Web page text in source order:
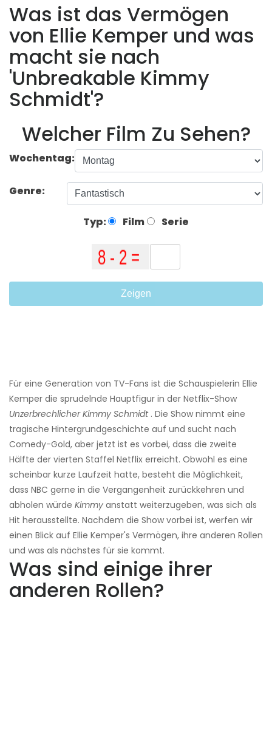
Was ist das Vermögen
von Ellie Kemper und was
macht sie nach
'Unbreakable Kimmy
Schmidt'?
Welcher Film Zu Sehen?
Wochentag:
Genre:
Typ: Film Serie
Zeigen
Für eine Generation von TV-Fans ist die Schauspielerin Ellie
Kemper die sprudelnde Hauptfigur in der Netflix-Show
Unzerbrechlicher Kimmy Schmidt. Die Show nimmt eine
tragische Hintergrundgeschichte auf und sucht nach
Comedy-Gold, aber jetzt ist es vorbei, dass die zweite
Hälfte der vierten Staffel Netflix erreicht. Obwohl es eine
scheinbar kurze Laufzeit hatte, besteht die Möglichkeit,
dass NBC gerne in die Vergangenheit zurückkehren und
abholen würde Kimmy anstatt weiterzugeben, was sich als
Hit herausstellte. Nachdem die Show vorbei ist, werfen wir
einen Blick auf Ellie Kemper's Vermögen, ihre anderen Rollen
und was als nächstes für sie kommt.
Was sind einige ihrer
anderen Rollen?